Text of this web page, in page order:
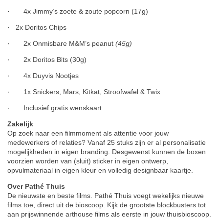
· 4x Jimmy’s zoete & zoute popcorn (17g)
· 2x Doritos Chips
· 2x Onmisbare M&M’s peanut (45g)
· 2x Doritos Bits (30g)
· 4x Duyvis Nootjes
· 1x Snickers, Mars, Kitkat, Stroofwafel & Twix
· Inclusief gratis wenskaart
Zakelijk
Op zoek naar een filmmoment als attentie voor jouw
medewerkers of relaties? Vanaf 25 stuks zijn er al personalisatie
mogelijkheden in eigen branding. Desgewenst kunnen de boxen
voorzien worden van (sluit) sticker in eigen ontwerp,
opvulmateriaal in eigen kleur en volledig designbaar kaartje.
Over Pathé Thuis
De nieuwste en beste films. Pathé Thuis voegt wekelijks nieuwe
films toe, direct uit de bioscoop. Kijk de grootste blockbusters tot
aan prijswinnende arthouse films als eerste in jouw thuisbioscoop.